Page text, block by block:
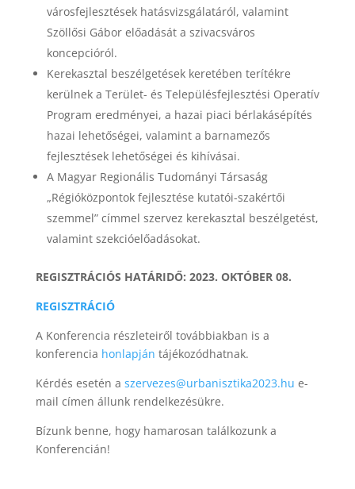
városfejlesztések hatásvizsgálatáról, valamint
Szöllősi Gábor előadását a szivacsváros
koncepcióról.
Kerekasztal beszélgetések keretében terítékre
kerülnek a Terület- és Településfejlesztési Operatív
Program eredményei, a hazai piaci bérlakásépítés
hazai lehetőségei, valamint a barnamezős
fejlesztések lehetőségei és kihívásai.
A Magyar Regionális Tudományi Társaság
„Régióközpontok fejlesztése kutatói-szakértői
szemmel” címmel szervez kerekasztal beszélgetést,
valamint szekcióelőadásokat.
REGISZTRÁCIÓS HATÁRIDŐ: 2023. OKTÓBER 08.
REGISZTRÁCIÓ
A Konferencia részleteiről továbbiakban is a
konferencia honlapján tájékozódhatnak.
Kérdés esetén a szervezes@urbanisztika2023.hu e-
mail címen állunk rendelkezésükre.
Bízunk benne, hogy hamarosan találkozunk a
Konferencián!